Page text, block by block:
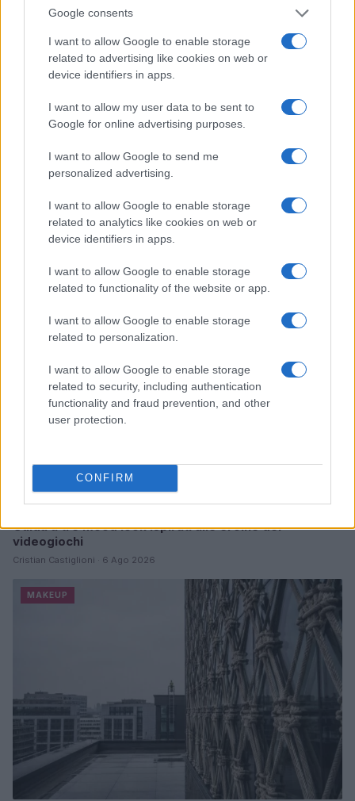
Google consents
I want to allow Google to enable storage
related to advertising like cookies on web or
device identifiers in apps.
I want to allow my user data to be sent to
Google for online advertising purposes.
I want to allow Google to send me
personalized advertising.
I want to allow Google to enable storage
related to analytics like cookies on web or
device identifiers in apps.
I want to allow Google to enable storage
related to functionality of the website or app.
I want to allow Google to enable storage
related to personalization.
I want to allow Google to enable storage
related to security, including authentication
functionality and fraud prevention, and other
user protection.
CONFIRM
Continua a leggere
Guida a tre mood look ispirati alle eroine dei
videogiochi
Cristian Castiglioni · 6 Ago 2026
MAKEUP